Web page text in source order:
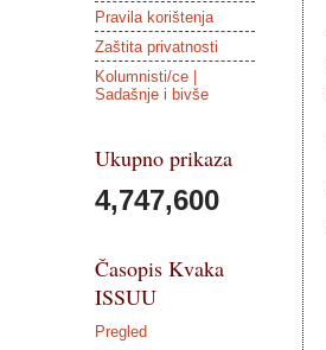
Pravila korištenja
Zaštita privatnosti
Kolumnisti/ce |
Sadašnje i bivše
Ukupno prikaza
4,747,600
Časopis Kvaka
ISSUU
Pregled